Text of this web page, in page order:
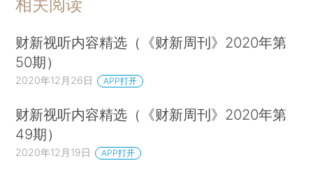
相关阅读
财新视听内容精选（《财新周刊》2020年第
50期）
2020年12月26日 APP打开
财新视听内容精选（《财新周刊》2020年第
49期）
2020年12月19日 APP打开